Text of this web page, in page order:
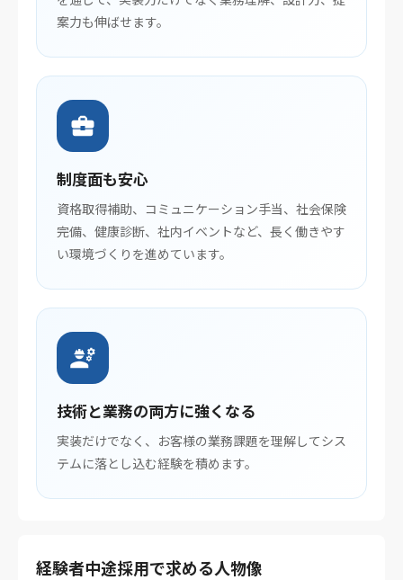
案力も伸ばせます。
business_center
制度面も安心
資格取得補助、コミュニケーション手当、社会保険
完備、健康診断、社内イベントなど、長く働きやす
い環境づくりを進めています。
engineering
技術と業務の両方に強くなる
実装だけでなく、お客様の業務課題を理解してシス
テムに落とし込む経験を積めます。
経験者中途採用で求める人物像